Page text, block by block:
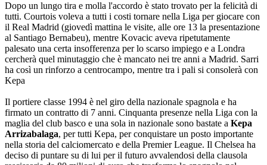
Dopo un lungo tira e molla l'accordo è stato trovato per la felicità di
tutti. Courtois voleva a tutti i costi tornare nella Liga per giocare con
il Real Madrid (giovedì mattina le visite, alle ore 13 la presentazione
al Santiago Bernabeu), mentre Kovacic aveva ripetutamente
palesato una certa insofferenza per lo scarso impiego e a Londra
cercherà quel minutaggio che è mancato nei tre anni a Madrid. Sarri
ha così un rinforzo a centrocampo, mentre tra i pali si consolerà con
Kepa
Il portiere classe 1994 è nel giro della nazionale spagnola e ha
firmato un contratto di 7 anni. Cinquanta presenze nella Liga con la
maglia del club basco e una sola in nazionale sono bastate a Kepa
Arrizabalaga, per tutti Kepa, per conquistare un posto importante
nella storia del calciomercato e della Premier League. Il Chelsea ha
deciso di puntare su di lui per il futuro avvalendosi della clausola